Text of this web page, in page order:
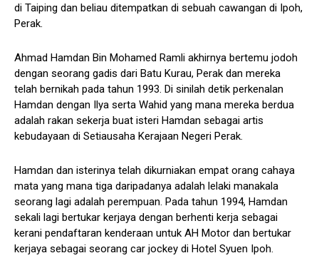
di Taiping dan beliau ditempatkan di sebuah cawangan di Ipoh,
Perak.
Ahmad Hamdan Bin Mohamed Ramli akhirnya bertemu jodoh
dengan seorang gadis dari Batu Kurau, Perak dan mereka
telah bernikah pada tahun 1993. Di sinilah detik perkenalan
Hamdan dengan Ilya serta Wahid yang mana mereka berdua
adalah rakan sekerja buat isteri Hamdan sebagai artis
kebudayaan di Setiausaha Kerajaan Negeri Perak.
Hamdan dan isterinya telah dikurniakan empat orang cahaya
mata yang mana tiga daripadanya adalah lelaki manakala
seorang lagi adalah perempuan. Pada tahun 1994, Hamdan
sekali lagi bertukar kerjaya dengan berhenti kerja sebagai
kerani pendaftaran kenderaan untuk AH Motor dan bertukar
kerjaya sebagai seorang car jockey di Hotel Syuen Ipoh.